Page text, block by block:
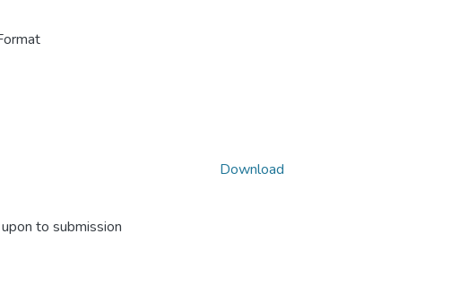
to submission
Download